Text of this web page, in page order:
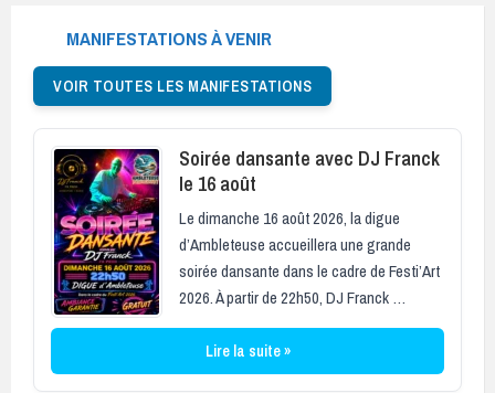
MANIFESTATIONS À VENIR
VOIR TOUTES LES MANIFESTATIONS
Soirée dansante avec DJ Franck
le 16 août
Le dimanche 16 août 2026, la digue
d’Ambleteuse accueillera une grande
soirée dansante dans le cadre de Festi’Art
2026. À partir de 22h50, DJ Franck …
Lire la suite »